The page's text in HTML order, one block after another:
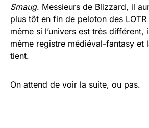
Smaug. Messieurs de Blizzard, il
plus tôt en fin de peloton des
même si l’univers est très différent,
même registre médiéval-fantasy et
tient.
On attend de voir la suite, ou pas.